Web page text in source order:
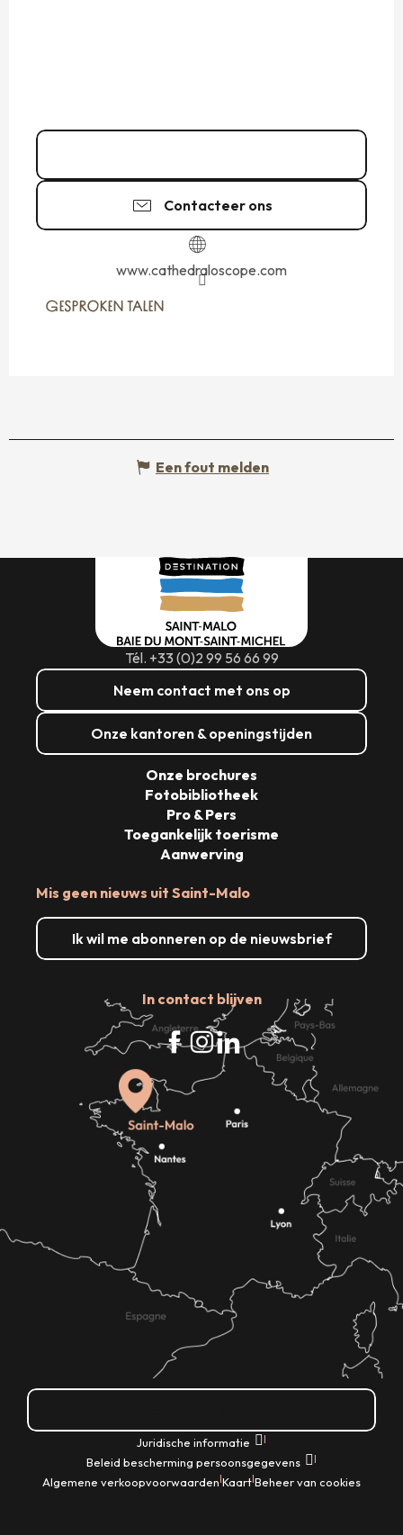
Contacteer ons
www.cathedraloscope.com
GESPROKEN TALEN
GESPROKEN TALEN
Een fout melden
Tél. +33 (0)2 99 56 66 99
Neem contact met ons op
Onze kantoren & openingstijden
Mis geen nieuws uit Saint-Malo
Ik wil me abonneren op de nieuwsbrief
In contact blijven
Onze brochures
Fotobibliotheek
Pro & Pers
Toegankelijk toerisme
Aanwerving
Juridische informatie |
Beleid bescherming persoonsgegevens |
Algemene verkoopvoorwaarden|Kaart|Beheer van cookies